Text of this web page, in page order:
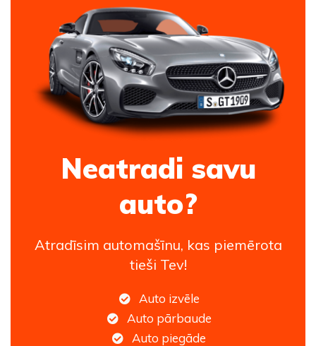
Neatradi savu
auto?
Atradīsim automašīnu, kas piemērota
tieši Tev!
Auto izvēle
Auto pārbaude
Auto piegāde